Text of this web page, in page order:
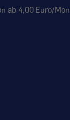
ab 4,00 Euro/